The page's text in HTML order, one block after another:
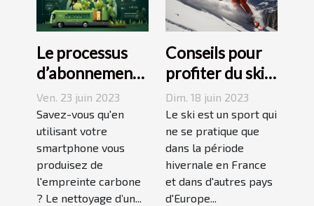
Le processus
d’abonnement
et de réduction
de votre
empreinte
carbone avec
un forfait
mobile
Ven. 23 juin 2023
Savez-vous qu'en
utilisant votre
smartphone vous
produisez de
l'empreinte carbone
? Le nettoyage d’un...
Conseils pour
profiter du ski
en juin, juillet,
août ou
septembre
Dim. 18 juin 2023
Le ski est un sport qui
ne se pratique que
dans la période
hivernale en France
et dans d'autres pays
d'Europe...